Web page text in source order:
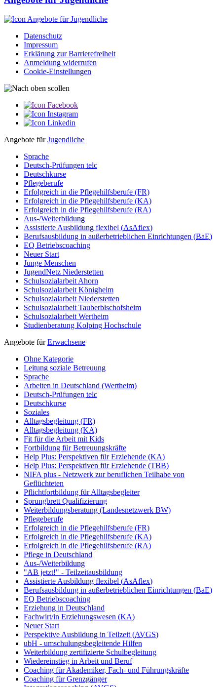
Datenschutz
Impressum
Erklärung zur Barriere­­freiheit
Anmeldung widerrufen
Cookie-Einstellungen
Angebote fürJugendliche
Sprache
Deutsch-Prüfungen telc
Deutschkurse
Pflegeberufe
Erfolgreich in die Pflegehilfsberufe (FR)
Erfolgreich in die Pflegehilfsberufe (KA)
Erfolgreich in die Pflegehilfsberufe (RA)
Aus-/Weiterbildung
Assistierte Ausbildung flexibel (AsAflex)
Berufsausbildung in außerbetrieblichen Einrichtungen (BaE)
EQ Betriebscoaching
Neuer Start
Junge Menschen
JugendNetz Niederstetten
Schulsozialarbeit Ahorn
Schulsozialarbeit Königheim
Schulsozialarbeit Niederstetten
Schulsozialarbeit Tauberbischofsheim
Schulsozialarbeit Wertheim
Studienberatung Kolping Hochschule
Angebote fürErwachsene
Ohne Kategorie
Leitung soziale Betreuung
Sprache
Arbeiten in Deutschland (Wertheim)
Deutsch-Prüfungen telc
Deutschkurse
Soziales
Alltagsbegleitung (FR)
Alltagsbegleitung (KA)
Fit für die Arbeit mit Kids
Fortbildung für Betreuungskräfte
Help Plus: Perspektiven für Erziehende (KA)
Help Plus: Perspektiven für Erziehende (TBB)
NIFA plus - Netzwerk zur beruflichen Teilhabe von
Geflüchteten
Pflichtfortbildung für Alltagsbegleiter
Sprungbrett Qualifizierung
Weiterbildungsberatung (Landesnetzwerk BW)
Pflegeberufe
Erfolgreich in die Pflegehilfsberufe (FR)
Erfolgreich in die Pflegehilfsberufe (KA)
Erfolgreich in die Pflegehilfsberufe (RA)
Pflege in Deutschland
Aus-/Weiterbildung
"AB jetzt!" - Teilzeitausbildung
Assistierte Ausbildung flexibel (AsAflex)
Berufsausbildung in außerbetrieblichen Einrichtungen (BaE)
EQ Betriebscoaching
Erziehung in Deutschland
Fachwirt/in Erziehungswesen (KA)
Neuer Start
Perspektive Ausbildung in Teilzeit (AVGS)
ubH - umschulungsbegleitende Hilfen
Weiterbildung zertifizierte Schulbegleitung
Wiedereinstieg in Arbeit und Beruf
Coaching für Akademiker, Fach- und Führungskräfte
Coaching für Grenzgänger